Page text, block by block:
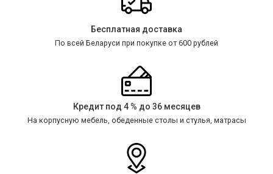
Бесплатная доставка
По всей Беларуси при покупке от 600 рублей
Кредит под 4 % до 36 месяцев
На корпусную мебель, обеденные столы и стулья, матрасы